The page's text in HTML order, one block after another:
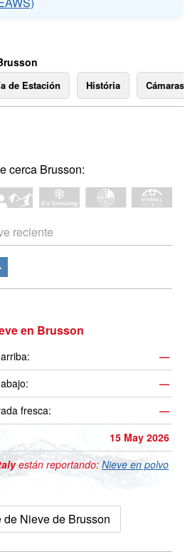
de Estación História Cámaras
cerca Brusson:
reciente
en Brusson
—
—
fresca:
—
15 May 2026
están reportando: Nieve en polvo
de Nieve de Brusson